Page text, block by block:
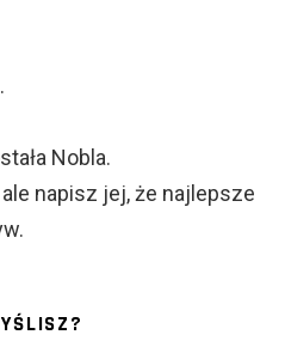
Nobla.
napisz jej, że najlepsze